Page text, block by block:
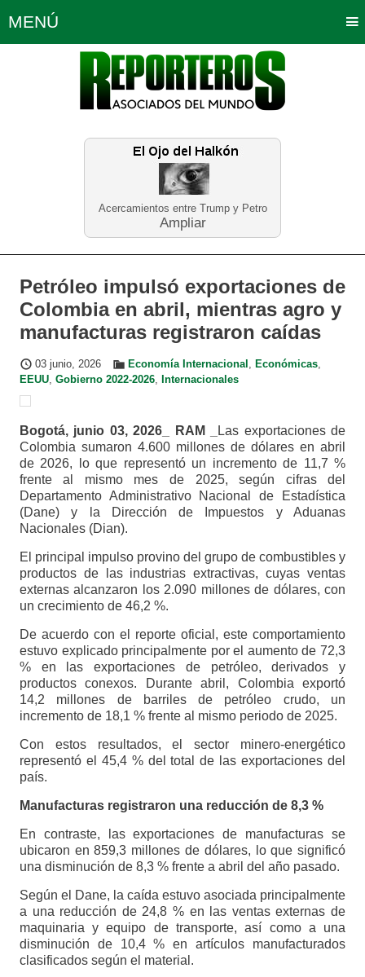
Acercamientos entre Trump y Petro
Ampliar
MENÚ
Política Opinión Bogotá
Planeta Tierra Deportes
Educación Neira
Petróleo impulsó exportaciones de
Colombia en abril, mientras agro y
manufacturas registraron caídas
03 junio, 2026 Economía Internacional , Económicas,
EEUU, Gobierno 2022-2026, Internacionales
Bogotá, junio 03, 2026_ RAM _
Las exportaciones de
Colombia sumaron 4.600 millones de dólares en abril
de 2026, lo que representó un incremento de 11,7 %
frente al mismo mes de 2025, según cifras del
Departamento Administrativo Nacional de Estadística
(Dane) y la Dirección de Impuestos y Aduanas
Nacionales (Dian).
El principal impulso provino del grupo de combustibles y
productos de las industrias extractivas, cuyas ventas
externas alcanzaron los 2.090 millones de dólares, con
un crecimiento de 46,2 %.
De acuerdo con el reporte oficial, este comportamiento
estuvo explicado principalmente por el aumento de 72,3
% en las exportaciones de petróleo, derivados y
productos conexos. Durante abril, Colombia exportó
14,2 millones de barriles de petróleo crudo, un
incremento de 18,1 % frente al mismo periodo de 2025.
Con estos resultados, el sector minero-energético
representó el 45,4 % del total de las exportaciones del
país.
Manufacturas registraron una reducción de 8,3 %
En contraste, las exportaciones de manufacturas se
ubicaron en 859,3 millones de dólares, lo que significó
una disminución de 8,3 % frente a abril del año pasado.
Según el Dane, la caída estuvo asociada principalmente
a una reducción de 24,8 % en las ventas externas de
maquinaria y equipo de transporte, así como a una
disminución de 10,4 % en artículos manufacturados
clasificados según el material.